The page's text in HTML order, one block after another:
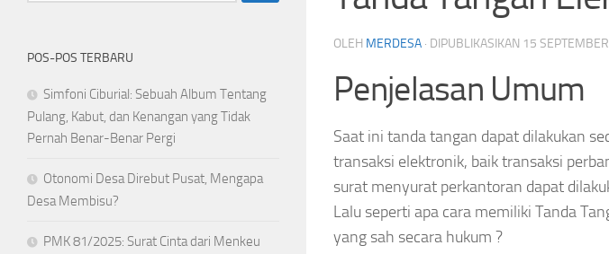
OLEH MERDESA · DIPUBLIKASIKAN 15
Penjelasan Umum
Saat ini tanda tangan dapat dilakukan
transaksi elektronik, baik transaksi
surat menyurat perkantoran dapat
Lalu seperti apa cara memiliki Tanda
yang sah secara hukum ?
POS-POS TERBARU
Simfoni Ciburial: Sebuah Album Tentang
Pulang, Kabut, dan Kenangan yang Tidak
Pernah Benar-Benar Pergi
Otonomi Desa Direbut Pusat, Mengapa
Desa Membisu?
PMK 81/2025: Surat Cinta dari Menkeu